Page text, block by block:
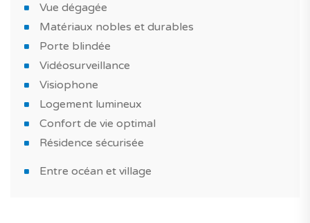
Vue dégagée
Matériaux nobles et durables
Porte blindée
Vidéosurveillance
Visiophone
Logement lumineux
Confort de vie optimal
Résidence sécurisée
Entre océan et village